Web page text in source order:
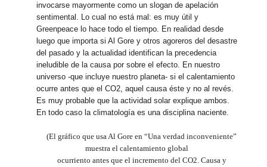
invocarse mayormente como un slogan de apelación
sentimental. Lo cual no está mal: es muy útil y
Greenpeace lo hace todo el tiempo. En realidad desde
luego que importa si Al Gore y otros agoreros del desastre
del pasado y la actualidad identifican la precedencia
ineludible de la causa por sobre el efecto. En nuestro
universo -que incluye nuestro planeta- si el calentamiento
ocurre antes que el CO2, aquel causa éste y no al revés.
Es muy probable que la actividad solar explique ambos.
En todo caso la climatología es una disciplina naciente.
(El gráfico que usa Al Gore en “Una verdad inconveniente”
muestra el calentamiento global
ocurriento antes que el incremento del CO2. Causa y